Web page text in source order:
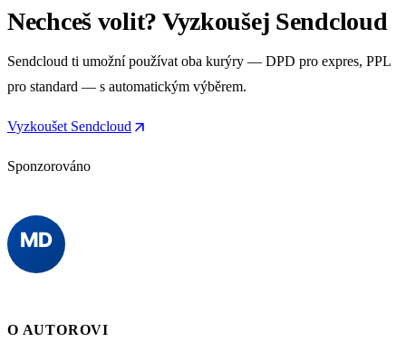
Nechceš volit? Vyzkoušej Sendcloud
Sendcloud ti umožní používat oba kurýry — DPD pro expres, PPL
pro standard — s automatickým výběrem.
Vyzkoušet Sendcloud arrow_outward
Sponzorováno
O AUTOROVI